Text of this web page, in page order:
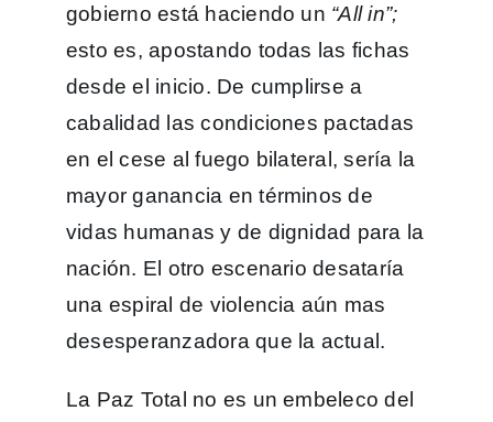
gobierno está haciendo un “All in”;
esto es, apostando todas las fichas
desde el inicio. De cumplirse a
cabalidad las condiciones pactadas
en el cese al fuego bilateral, sería la
mayor ganancia en términos de
vidas humanas y de dignidad para la
nación. El otro escenario desataría
una espiral de violencia aún mas
desesperanzadora que la actual.
La Paz Total no es un embeleco del